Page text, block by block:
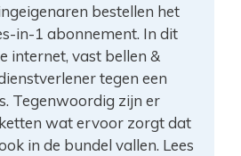
bestellen het
in-1 abonnement. In dit
internet, vast bellen &
tegen een
Tegenwoordig zijn er
wat ervoor zorgt dat
in de bundel vallen. Lees